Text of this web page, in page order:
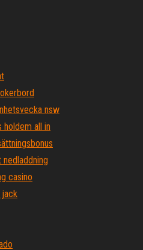
nsw
holdem all in
casino
jack